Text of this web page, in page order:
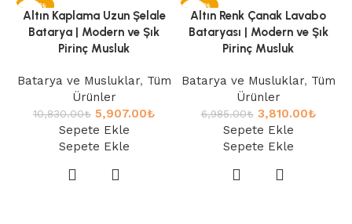
-45%
Altın Kaplama Uzun Şelale
Batarya | Modern ve Şık
Pirinç Musluk
Batarya ve Musluklar, Tüm
Ürünler
10,830.00₺ 5,907.00₺
Sepete Ekle
Sepete Ekle
-45%
Altın Renk Çanak Lavabo
Bataryası | Modern ve Şık
Pirinç Musluk
Batarya ve Musluklar, Tüm
Ürünler
6,985.00₺ 3,810.00₺
Sepete Ekle
Sepete Ekle